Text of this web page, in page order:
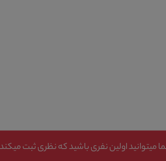
اولین نفری باشید که نظری ثبت